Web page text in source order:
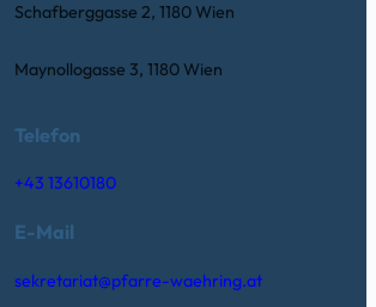
Schafberggasse 2, 1180 Wien
Maynollogasse 3, 1180 Wien
Telefon
+43 13610180
E-Mail
sekretariat@pfarre-waehring.at